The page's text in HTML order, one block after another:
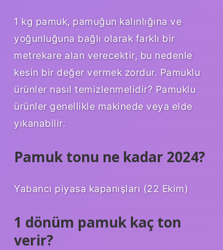
1 kg pamuk, pamuğun kalınlığına ve
yoğunluğuna bağlı olarak farklı bir
metrekare alan verecektir, bu nedenle
kesin bir değer vermek zordur. Pamuklu
ürünler nasıl temizlenmelidir? Pamuklu
ürünler genellikle makinede veya elde
yıkanabilir.
Pamuk tonu ne kadar 2024?
Yabancı piyasa kapanışları (22 Ekim)
1 dönüm pamuk kaç ton
verir?